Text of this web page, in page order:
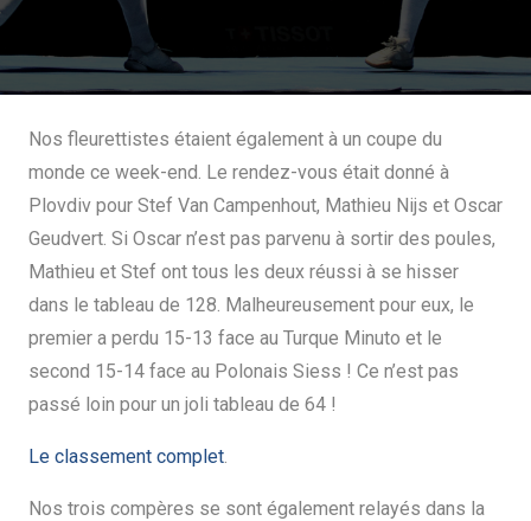
Nos fleurettistes étaient également à un coupe du
monde ce week-end. Le rendez-vous était donné à
Plovdiv pour Stef Van Campenhout, Mathieu Nijs et Oscar
Geudvert. Si Oscar n’est pas parvenu à sortir des poules,
Mathieu et Stef ont tous les deux réussi à se hisser
dans le tableau de 128. Malheureusement pour eux, le
premier a perdu 15-13 face au Turque Minuto et le
second 15-14 face au Polonais Siess ! Ce n’est pas
passé loin pour un joli tableau de 64 !
Le classement complet
Nos trois compères se sont également relayés dans la